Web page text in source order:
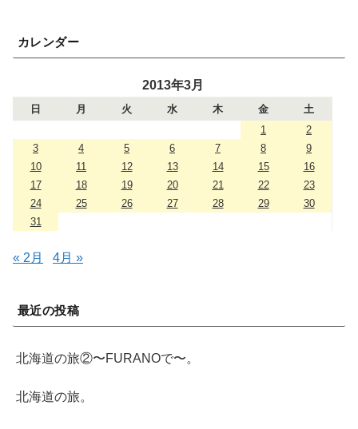
カレンダー
2013年3月
日 月 火 水 木 金
土
1
2
3
4 5 6 7 8
9
10
11 12 13 14 15
16
17
18 19 20 21 22
23
24
25 26 27 28 29
30
31
« 2月 4月 »
最近の投稿
北海道の旅②〜FURANOで〜。
北海道の旅。